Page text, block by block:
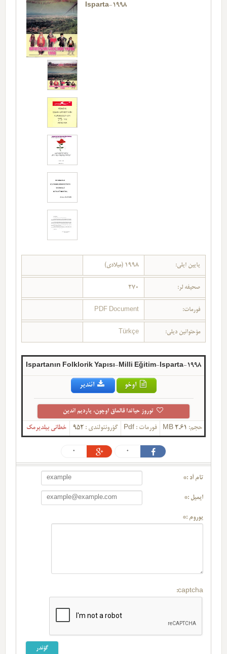
Isparta-1998
یایین ایلی: 1998 (میلادی)
صحیفه لر: 270
فورمات: PDF Document
مؤحتوانین دیلی: Türkçe
Ispartanın Folklorik Yapısı-Milli Eğitim-Isparta-1998
اوخو ائندیر
توروز حیاتدا قالماق اوچون، یاردیم ائدین
حجم: 2.61 MB فورمات : Pdf گؤرونتولندی : 952 خطانی بیلدیرمک
0
0
تام آد :*
ایمیل :*
یوروم :*
captcha: